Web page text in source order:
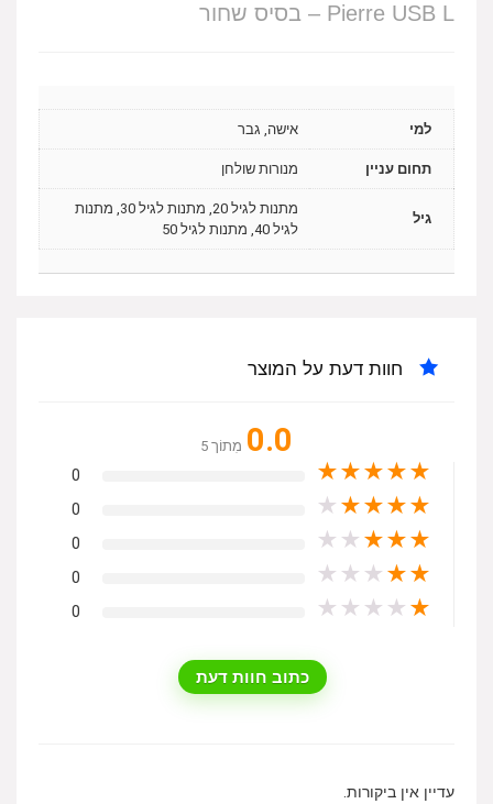
Pierre USB L – בסיס שחור
למי אישה, גבר
תחום עניין מנורות שולחן
גיל
מתנות לגיל 20, מתנות לגיל 30, מתנות
לגיל 40, מתנות לגיל 50
חוות דעת על המוצר
0.0 מִתוֹך 5
★
★
★
★
★
0
★
★
★
★
★
0
★
★
★
★
★
0
★
★
★
★
★
0
★
★
★
★
★
0
כתוב חוות דעת
עדיין אין ביקורות.